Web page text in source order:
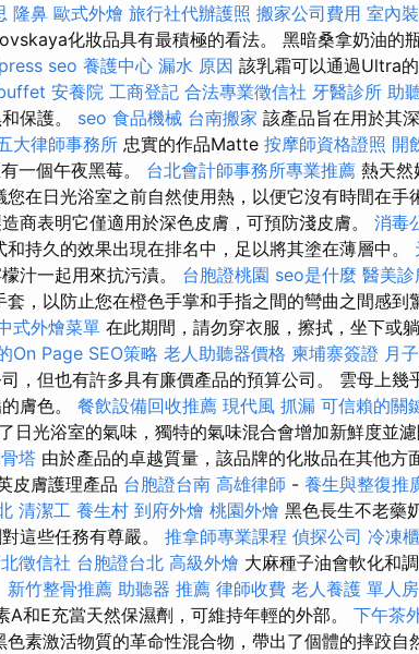
隆鼻 歐式外燴 旅行社代辦護照 搬家公司費用 室內
化妝品具有最積極的看法。 黑暗桑拿奶油的
seo 養護中心 漏水 原因 該乳霜可以通過Ultra
安養院 工商登記 合法專業徵信社 牙醫診所 助
保護。 seo 食品機械 台南搬家 該產品旨在用於其
大律師事務所 忠實的作品Matte 按摩師資格證照 開
一個午夜黑莓。 台北會計師事務所專業推薦 熱天然
在日光浴室之前自然使用熱，以便它沒有時間在手
商表明它僅適用於深色皮膚，可預防淺皮膚。 消毒
持久的效果出現在排名中，足以將其塗在薄層中。
汁一起用來抗污漬。 台胞證桃園 seo是什麼 醫美診
，以防止您在橙色手掌和手指之間的彎曲之間感到
式外燴菜單 在此期間，請勿穿衣服，擦拭，坐下或
On Page SEO策略 老人助聽器價格 柬埔寨簽證 月
，但也有許多具有廉價產品的預算公司。 雲母上幾
膚色。 餐飲設備回收推薦 現代風 抓漏 可信賴的關
日光浴室的氣味，獨特的氣味混合會增加新鮮度並濾
塔 由於產品的卓越質量，該品牌的化妝品在其他方
皮膚護理產品 台胞證台南 高雄律師 - 養生與整復推
清潔工 養生村 到府外燴 桃園外燴 黑色長生不老藥
這些任務有尊嚴。 推拿師專業課程 偵探公司 冷凍櫃
徵信社 台胞證台北 高級外燴 大麻種子油會軟​​化和
新竹整骨推薦 助聽器 推薦 律師收費 老人養護 單人房
A和E充當天然保濕劑，可維持年輕的外部。 下午茶
素激活物質的革命性混合物，帶出了個體的摔跤自